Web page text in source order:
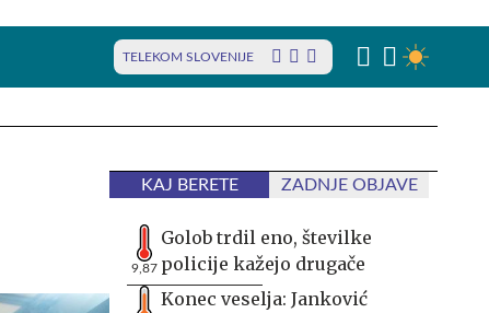
TELEKOM SLOVENIJE
KAJ BERETE ZADNJE OBJAVE
9,87
Golob trdil eno, številke
policije kažejo drugače
Konec veselja: Janković